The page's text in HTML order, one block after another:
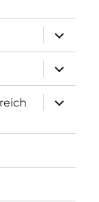
öffnen
öffnen
öffnen